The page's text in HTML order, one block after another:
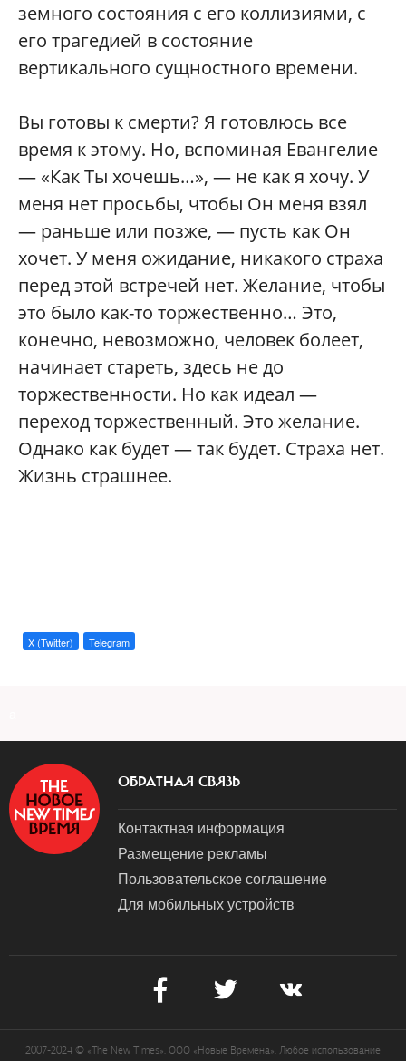
земного состояния с его коллизиями, с
его трагедией в состояние
вертикального сущностного времени.
Вы готовы к смерти? Я готовлюсь все
время к этому. Но, вспоминая Евангелие
— «Как Ты хочешь…», — не как я хочу. У
меня нет просьбы, чтобы Он меня взял
— раньше или позже, — пусть как Он
хочет. У меня ожидание, никакого страха
перед этой встречей нет. Желание, чтобы
это было как-то торжественно… Это,
конечно, невозможно, человек болеет,
начинает стареть, здесь не до
торжественности. Но как идеал —
переход торжественный. Это желание.
Однако как будет — так будет. Страха нет.
Жизнь страшнее.
X (Twitter) Telegram
ОБРАТНАЯ СВЯЗЬ
Контактная информация
Размещение рекламы
Пользовательское соглашение
Для мобильных устройств
2007-2024 © «The New Times». ООО «Новые Времена». Любое использование